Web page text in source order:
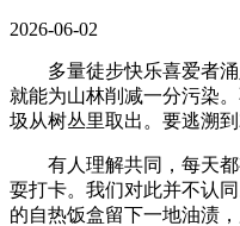
2026-06-02
多量徒步快乐喜爱者涌
就能为山林削减一分污染
圾从树丛里取出。要逃溯
有人理解共同，每天都
耍打卡。我们对此并不认
的自热饭盒留下一地油渍